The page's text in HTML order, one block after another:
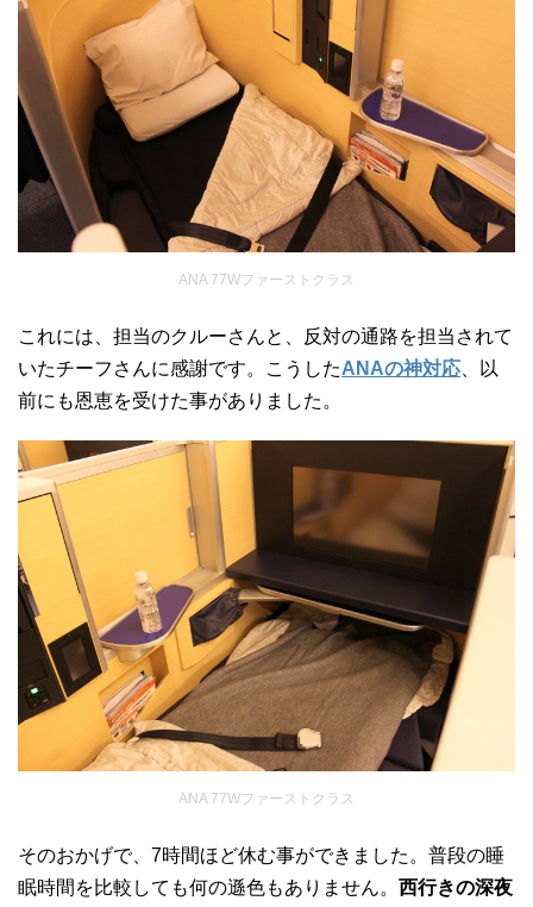
ANA 77Wファーストクラス
これには、担当のクルーさんと、反対の通路を担当されて
いたチーフさんに感謝です。こうしたANAの神対応 、以
前にも恩恵を受けた事がありました。
ANA 77Wファーストクラス
そのおかげで、7時間ほど休む事ができました。普段の睡
眠時間を比較しても何の遜色もありません。 西行きの深夜